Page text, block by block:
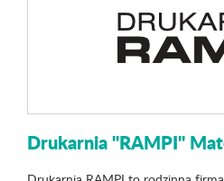
Drukarnia "RAMPI"